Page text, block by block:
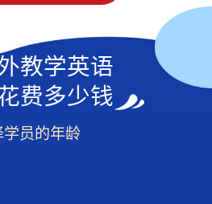
教学英语
费多少钱
学员的年龄